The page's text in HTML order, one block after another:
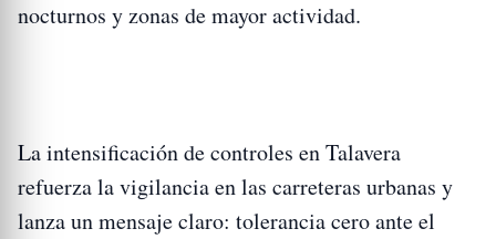
nocturnos y zonas de mayor actividad.
La intensificación de controles en Talavera
refuerza la vigilancia en las carreteras urbanas y
lanza un mensaje claro: tolerancia cero ante el